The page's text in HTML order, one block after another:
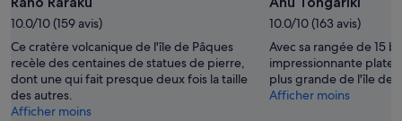
10.0/10 (159 avis)
Ce cratère volcanique de l'île de Pâques
recèle des centaines de statues de pierre,
dont une qui fait presque deux fois la taille
des autres.
Afficher moins
10.0/10 (163 avis)
Avec sa rangée de 15
impressionnante
plus grande de l'île de
Afficher moins